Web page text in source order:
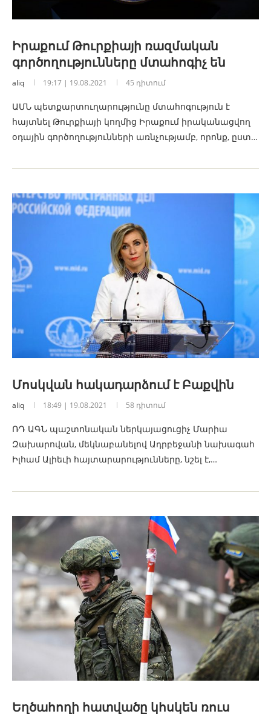
Իրաքում Թուրքիայի ռազմական
գործողությունները մտահոգիչ են
aliq 19:17 | 19.08.2021 45 դիտում
ԱՄՆ պետքարտուղարությունը մտահոգություն է
հայտնել Թուրքիայի կողմից Իրաքում իրականացվող
օդային գործողությունների առնչությամբ, որոնք, ըստ…
Մոսկվան հակադարձում է Բաքվին
aliq 18:49 | 19.08.2021 58 դիտում
ՌԴ ԱԳՆ պաշտոնական ներկայացուցիչ Մարիա
Զախարովան, մեկնաբանելով Ադրբեջանի նախագահ
Իլհամ Ալիեւի հայտարարությունները, նշել է,…
Եղծահողի հատվածը կհսկեն ռուս